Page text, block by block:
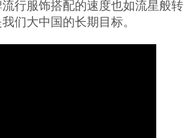
行服饰搭配的速度也如流星般转
们大中国的长期目标。